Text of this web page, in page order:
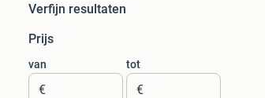
Verfijn resultaten
Prijs
van
€
tot
€